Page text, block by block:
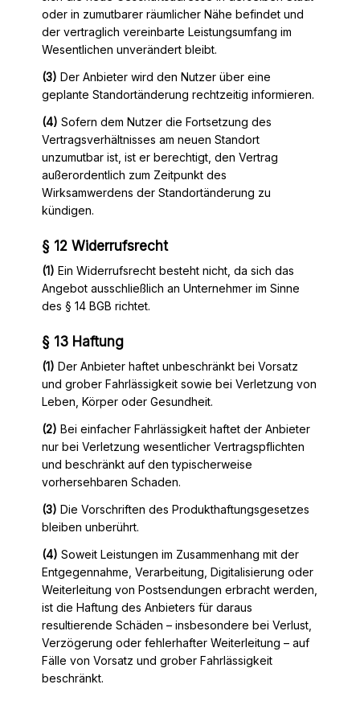
oder in zumutbarer räumlicher Nähe befindet und
der vertraglich vereinbarte Leistungsumfang im
Wesentlichen unverändert bleibt.
(3) Der Anbieter wird den Nutzer über eine
geplante Standortänderung rechtzeitig informieren.
(4) Sofern dem Nutzer die Fortsetzung des
Vertragsverhältnisses am neuen Standort
unzumutbar ist, ist er berechtigt, den Vertrag
außerordentlich zum Zeitpunkt des
Wirksamwerdens der Standortänderung zu
kündigen.
§ 12 Widerrufsrecht
(1) Ein Widerrufsrecht besteht nicht, da sich das
Angebot ausschließlich an Unternehmer im Sinne
des § 14 BGB richtet.
§ 13 Haftung
(1) Der Anbieter haftet unbeschränkt bei Vorsatz
und grober Fahrlässigkeit sowie bei Verletzung von
Leben, Körper oder Gesundheit.
(2) Bei einfacher Fahrlässigkeit haftet der Anbieter
nur bei Verletzung wesentlicher Vertragspflichten
und beschränkt auf den typischerweise
vorhersehbaren Schaden.
(3) Die Vorschriften des Produkthaftungsgesetzes
bleiben unberührt.
(4) Soweit Leistungen im Zusammenhang mit der
Entgegennahme, Verarbeitung, Digitalisierung oder
Weiterleitung von Postsendungen erbracht werden,
ist die Haftung des Anbieters für daraus
resultierende Schäden – insbesondere bei Verlust,
Verzögerung oder fehlerhafter Weiterleitung – auf
Fälle von Vorsatz und grober Fahrlässigkeit
beschränkt.